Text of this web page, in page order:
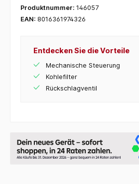
Produktnummer: 146057
EAN: 8016361974326
Entdecken Sie die Vorteile
Mechanische Steuerung
Kohlefilter
Rückschlagventil